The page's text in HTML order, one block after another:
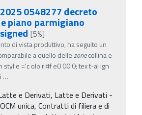
2025 0548277 decreto
piano parmigiano
[5%]
di vista produttivo, ha seguito un
a quello dellezonecollina e
styl e ='c olo r:#f e0 00 0; tex t-al ign
…
e Derivati, Latte e Derivati -
unica, Contratti di filiera e di